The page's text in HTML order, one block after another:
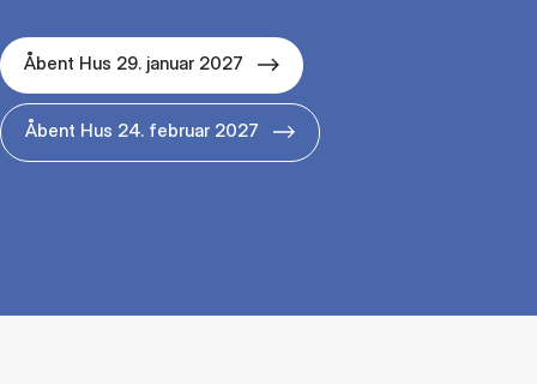
Åbent Hus 29. januar 2027
Åbent Hus 24. februar 2027